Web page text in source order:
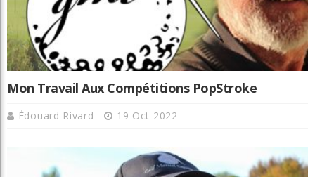
Mon Travail Aux Compétitions PopStroke
Édouard Rivard 19 Oct 2022